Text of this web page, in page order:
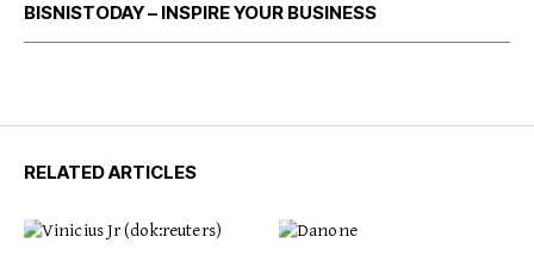
BISNISTODAY – INSPIRE YOUR BUSINESS
RELATED ARTICLES